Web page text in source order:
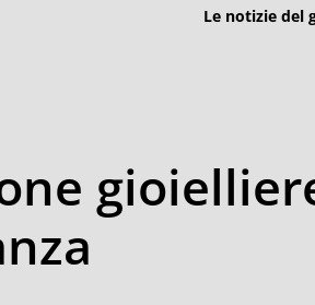
Le notizie del